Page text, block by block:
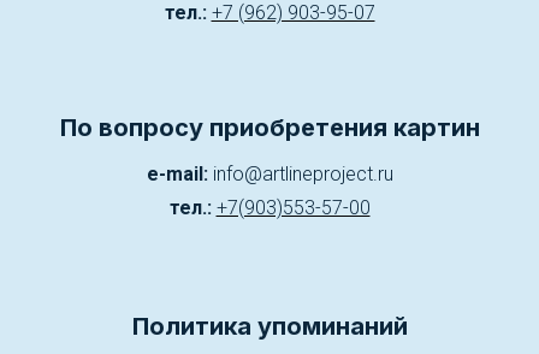
тел.: +7 (962) 903-95-07
По вопросу приобретения картин
e-mail:info@artlineproject.ru
тел.: +7(903)553-57-00
Политика упоминаний